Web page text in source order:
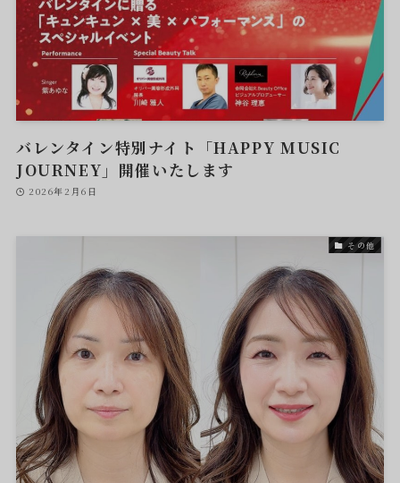
バレンタイン特別ナイト「HAPPY MUSIC
JOURNEY」開催いたします
2026年2月6日
その他